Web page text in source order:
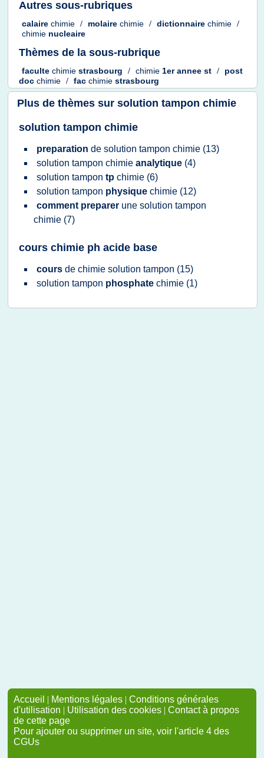
Autres sous-rubriques
calaire chimie / molaire chimie / dictionnaire chimie /
chimie nucleaire
Thèmes de la sous-rubrique
faculte chimie strasbourg / chimie 1er annee st /
post
doc chimie / fac chimie strasbourg
Plus de thèmes sur solution tampon chimie
solution tampon chimie
preparation de solution tampon chimie (13)
solution tampon chimie analytique (4)
solution tampon tp chimie (6)
solution tampon physique chimie (12)
comment preparer une solution tampon
chimie (7)
cours chimie ph acide base
cours de chimie solution tampon (15)
solution tampon phosphate chimie (1)
Accueil | Mentions légales | Conditions générales
d'utilisation | Utilisation des cookies | Contact à propos
de cette page
Pour ajouter ou supprimer un site, voir l'article 4 des
CGUs